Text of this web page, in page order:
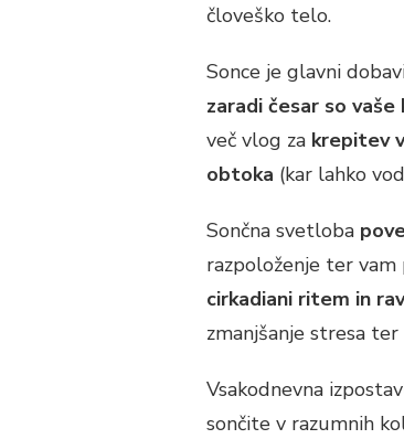
človeško telo.
Sonce je glavni
zaradi česar so
več vlog za krepitev
obtoka (kar lahko
Sončna svetloba
razpoloženje ter
cirkadiani ritem in
zmanjšanje stresa
Vsakodnevna
sončite v razumnih